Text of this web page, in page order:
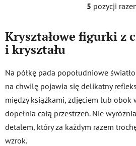
K
n
t
l
k
i
l
i
s
5 pozycji
Kryształowe figurki z
i kryształu
Na półkę pada popołudniowe
na chwilę pojawia się delikatny
między książkami, zdjęciem lub
dopełnia całą przestrzeń. Nie
detalem, który za każdym razem
wzrok.